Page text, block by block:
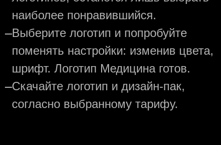
наиболее понравившийся.
—Выберите логотип и попробуйте
поменять настройки: изменив цвета,
шрифт. Логотип Медицина готов.
—Скачайте логотип и дизайн-пак,
согласно выбранному тарифу.